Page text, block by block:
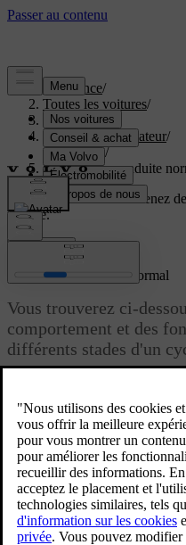
Assistance/
Toutes les voitures/
EX60 2027/
Manuel de l'utilisateur/
Conduite/
Un cycle de conduite
Soutien personnaliséObtenez
voiture.
Connexion
Un cycle de conduite normal
Vous trouverez ci-
comportement et des
différents stades d'un
voiture et se termine lorsque
Les différentes situations
détail dans des sections
Approche et déverrouillage
Le déverrouillage de votre